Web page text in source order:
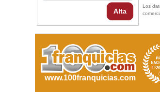
Alta
Los
www.100franquicias.com